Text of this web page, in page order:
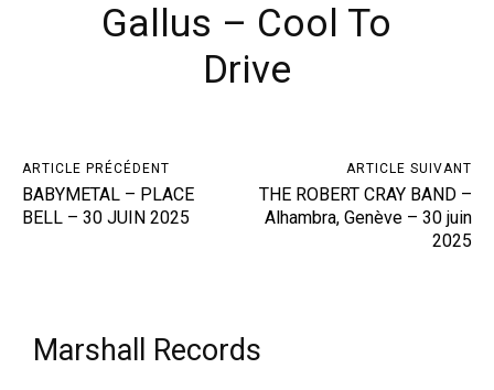
Gallus – Cool To
Drive
ARTICLE PRÉCÉDENT
BABYMETAL – PLACE
BELL – 30 JUIN 2025
ARTICLE SUIVANT
THE ROBERT CRAY BAND –
Alhambra, Genève – 30 juin
2025
Marshall Records